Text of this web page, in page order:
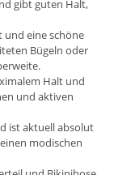
gibt guten Halt,
und eine schöne
Bügeln oder
Halt und
und aktiven
ist aktuell absolut
modischen